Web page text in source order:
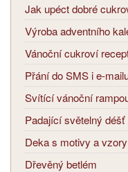
Jak upéct dobré
Výroba adventního
Vánoční cukroví
Přání do SMS i e-
Svítící vánoční
Padající světelný déšť
Deka s motivy a vzory
Dřevěný betlém